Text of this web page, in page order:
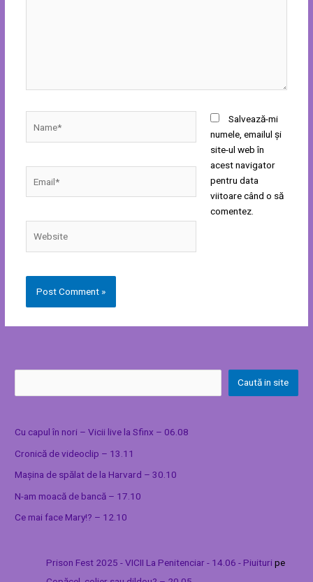
Salvează-mi
numele, emailul și
site-ul web în
acest navigator
pentru data
viitoare când o să
comentez.
Caută in site
Cu capul în nori – Vicii live la Sfinx – 06.08
Cronică de videoclip – 13.11
Mașina de spălat de la Harvard – 30.10
N-am moacă de bancă – 17.10
Ce mai face Mary!? – 12.10
Prison Fest 2025 - VICII La Penitenciar - 14.06 - Piuituripe